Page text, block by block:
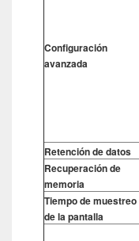
Configuración
avanzada
Retención de datos
Recuperación de
memoria
Tiempo de muestreo
de la pantalla